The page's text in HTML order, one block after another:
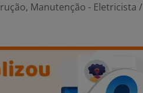
Manutenção - Eletricista /